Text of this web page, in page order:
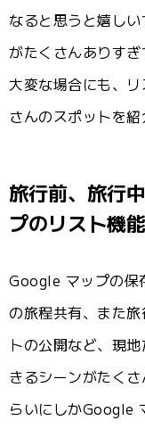
なると思うと嬉し
がたくさんありす
大変な場合にも、
さんのスポットを紹
旅行前、旅行
プのリスト機
Google マップの保
の旅程共有、また
トの公開など、現
きるシーンがたく
らいにしかGoogle